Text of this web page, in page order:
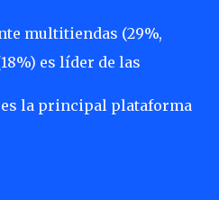
multitiendas (29%,
es líder de las
es la principal plataforma